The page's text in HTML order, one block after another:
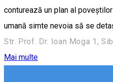
conturează un plan al
umană simte nevoia să se
Str. Prof. Dr. Ioan Moga 1,
Mai multe